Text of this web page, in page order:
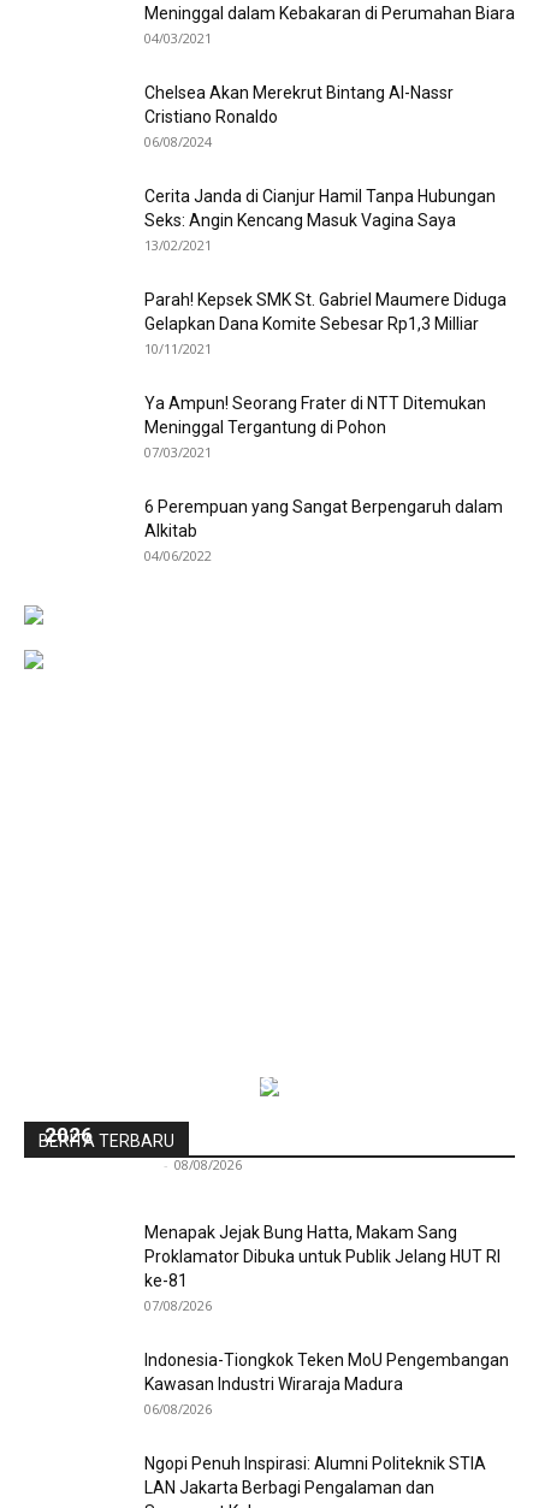
Meninggal dalam Kebakaran di Perumahan Biara
04/03/2021
Chelsea Akan Merekrut Bintang Al-Nassr
Cristiano Ronaldo
06/08/2024
Cerita Janda di Cianjur Hamil Tanpa Hubungan
Seks: Angin Kencang Masuk Vagina Saya
13/02/2021
Parah! Kepsek SMK St. Gabriel Maumere Diduga
Gelapkan Dana Komite Sebesar Rp1,3 Milliar
10/11/2021
Ya Ampun! Seorang Frater di NTT Ditemukan
Meninggal Tergantung di Pohon
07/03/2021
6 Perempuan yang Sangat Berpengaruh dalam
Alkitab
04/06/2022
BERITA TERBARU
Pra-PKKMB Politeknik STIA LAN Jakarta Bekali
2026
- 08/08/2026
Menapak Jejak Bung Hatta, Makam Sang
Proklamator Dibuka untuk Publik Jelang HUT RI
ke-81
07/08/2026
Indonesia-Tiongkok Teken MoU Pengembangan
Kawasan Industri Wiraraja Madura
06/08/2026
Ngopi Penuh Inspirasi: Alumni Politeknik STIA
LAN Jakarta Berbagi Pengalaman dan